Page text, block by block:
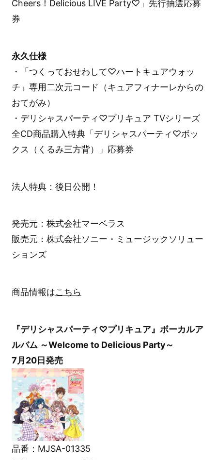
Cheers！Delicious LIVE Party♡」先行抽選応募
券
永久仕様
・「つくっておせわして♡ハートキュアウォッ
チ」専用二次元コード（キュアフィナーレからの
おてがみ）
・デリシャスパーティ♡プリキュア TVシリーズ
全CD商品購入特典「デリシャスパーティ♡ボッ
クス（くるみ三方背）」応募券
法人特典：後日公開！
発売元：株式会社マーベラス
販売元：株式会社ソニー・ミュージックソリュー
ションズ
商品情報はこちら
『デリシャスパーティ♡プリキュア』ボーカルア
ルバム ～Welcome to Delicious Party～
7月20日発売
品番：MJSA-01335